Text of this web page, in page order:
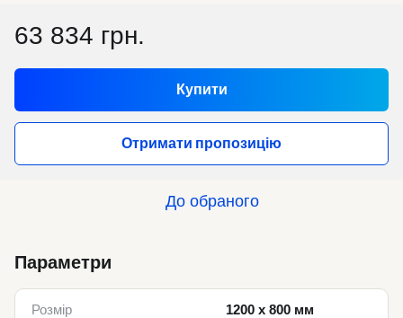
63 834 грн.
Купити
Отримати пропозицію
До обраного
Параметри
Розмір 1200 x 800 мм